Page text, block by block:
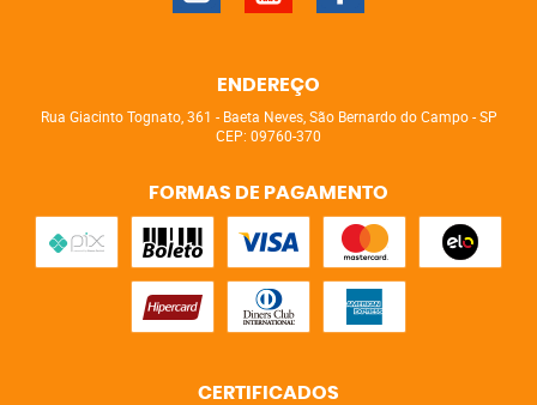
ENDEREÇO
Rua Giacinto Tognato, 361 - Baeta Neves, São Bernardo do Campo-SP
CEP: 09760-370
FORMAS DE PAGAMENTO
CERTIFICADOS